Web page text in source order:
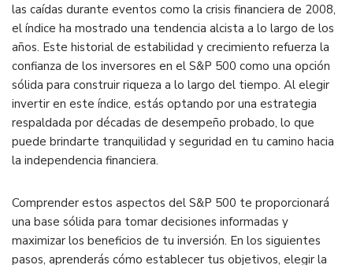
las caídas durante eventos como la crisis financiera de 2008,
el índice ha mostrado una tendencia alcista a lo largo de los
años. Este historial de estabilidad y crecimiento refuerza la
confianza de los inversores en el S&P 500 como una opción
sólida para construir riqueza a lo largo del tiempo. Al elegir
invertir en este índice, estás optando por una estrategia
respaldada por décadas de desempeño probado, lo que
puede brindarte tranquilidad y seguridad en tu camino hacia
la independencia financiera.
Comprender estos aspectos del S&P 500 te proporcionará
una base sólida para tomar decisiones informadas y
maximizar los beneficios de tu inversión. En los siguientes
pasos, aprenderás cómo establecer tus objetivos, elegir la